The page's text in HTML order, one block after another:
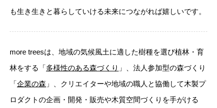
も生き生きと暮らしていける未来につながれば嬉しいです。
more treesは、地域の気候風土に適した樹種を選び植林・育
林をする「多様性のある森づくり 」、法人参加型の森づくり
「企業の森 」、クリエイターや地域の職人と協働して木製プ
ロダクトの企画・開発・販売や木質空間づくりを手がける